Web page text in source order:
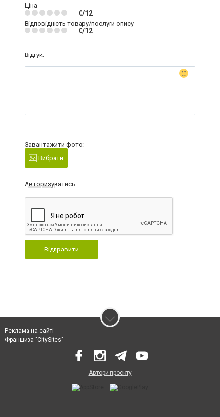
Ціна
0/12
Відповідність товару/послуги опису
0/12
Відгук:
Завантажити фото:
Вибрати
Авторизуватись
Відправити
Реклама на сайті
Франшиза "CitySites"
Автори проєкту